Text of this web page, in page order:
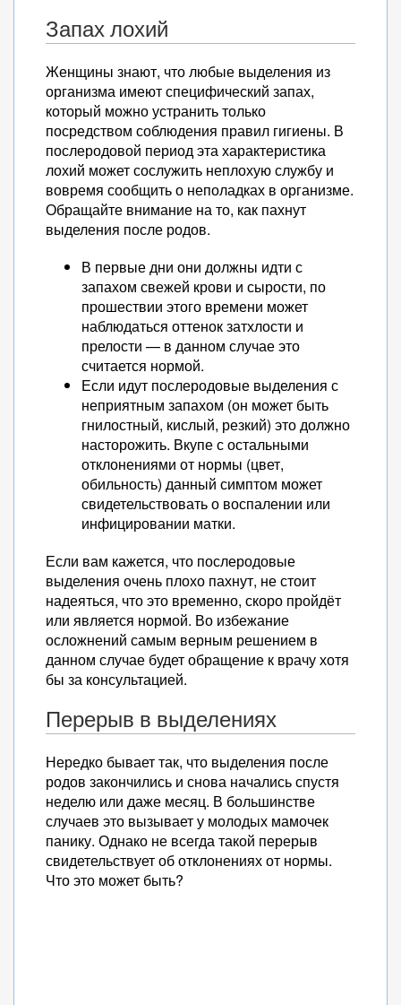
Запах лохий
Женщины знают, что любые выделения из
организма имеют специфический запах,
который можно устранить только
посредством соблюдения правил гигиены. В
послеродовой период эта характеристика
лохий может сослужить неплохую службу и
вовремя сообщить о неполадках в организме.
Обращайте внимание на то, как пахнут
выделения после родов.
В первые дни они должны идти с
запахом свежей крови и сырости, по
прошествии этого времени может
наблюдаться оттенок затхлости и
прелости — в данном случае это
считается нормой.
Если идут послеродовые выделения с
неприятным запахом (он может быть
гнилостный, кислый, резкий) это должно
насторожить. Вкупе с остальными
отклонениями от нормы (цвет,
обильность) данный симптом может
свидетельствовать о воспалении или
инфицировании матки.
Если вам кажется, что послеродовые
выделения очень плохо пахнут, не стоит
надеяться, что это временно, скоро пройдёт
или является нормой. Во избежание
осложнений самым верным решением в
данном случае будет обращение к врачу хотя
бы за консультацией.
Перерыв в выделениях
Нередко бывает так, что выделения после
родов закончились и снова начались спустя
неделю или даже месяц. В большинстве
случаев это вызывает у молодых мамочек
панику. Однако не всегда такой перерыв
свидетельствует об отклонениях от нормы.
Что это может быть?